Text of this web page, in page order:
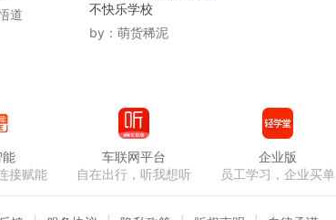
道
不快乐学校
by： 萌货稀泥
能
接赋能
车联网平台
自在出行，听我想听
企业版
员工学习，企业买单